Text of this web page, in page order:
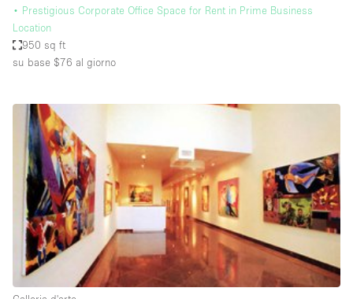
Atelier / Laboratorio
Boutique/negozio
Container
Fiera/festival
Galleria d'arte
Hall
Imbarcazione
Magazzino
Negozio in centro commerciale
• Prestigious Corporate Office Space for Rent in Prime Business
Location
950 sq ft
su base $76 al giorno